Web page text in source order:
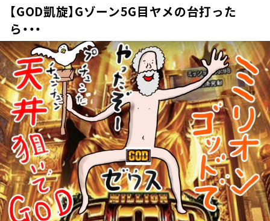
【GOD凱旋】Gゾーン5G目ヤメの台打った
ら・・・